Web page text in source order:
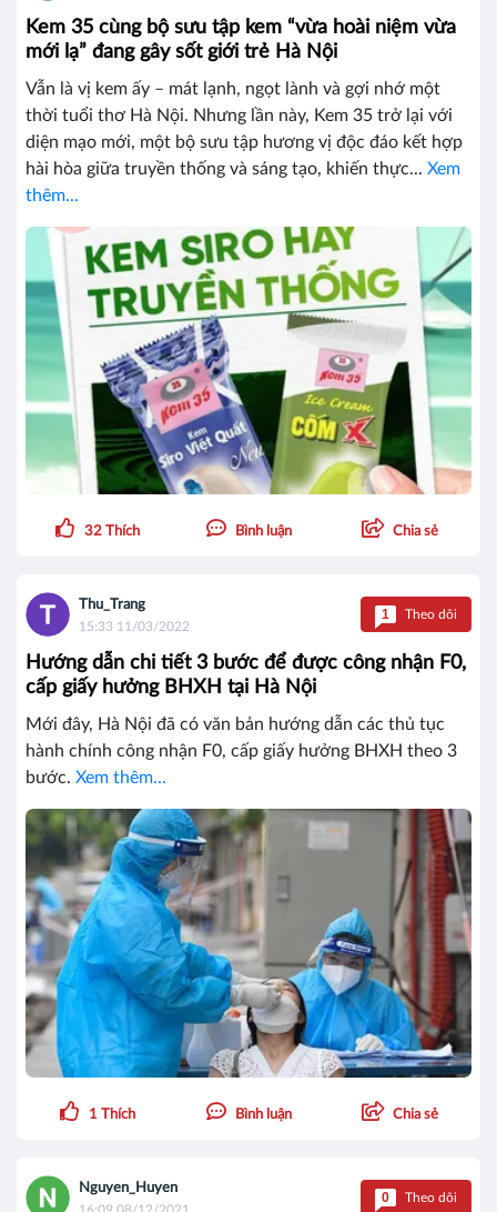
Kem 35 cùng bộ sưu tập kem “vừa hoài niệm vừa
mới lạ” đang gây sốt giới trẻ Hà Nội
Vẫn là vị kem ấy – mát lạnh, ngọt lành và gợi nhớ một
thời tuổi thơ Hà Nội. Nhưng lần này, Kem 35 trở lại với
diện mạo mới, một bộ sưu tập hương vị độc đáo kết hợp
hài hòa giữa truyền thống và sáng tạo, khiến thực... Xem
thêm...
32 Thích Bình luận Chia sẻ
Thu_Trang
15:33 11/03/2022
1 Theo dõi
Hướng dẫn chi tiết 3 bước để được công nhận F0,
cấp giấy hưởng BHXH tại Hà Nội
Mới đây, Hà Nội đã có văn bản hướng dẫn các thủ tục
hành chính công nhận F0, cấp giấy hưởng BHXH theo 3
bước. Xem thêm...
1 Thích Bình luận Chia sẻ
Nguyen_Huyen
16:09 08/12/2021
0 Theo dõi